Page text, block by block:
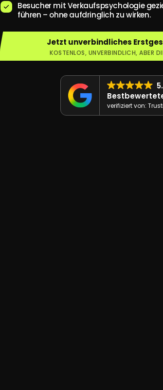
Besucher mit Verkaufspsychologie
führen – ohne aufdringlich zu wirken.
Jetzt unverbindliches
KOSTENLOS, UNVERBINDLICH, ABER
verifiziert von: